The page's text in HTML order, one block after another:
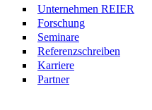
Unternehmen REIER
Forschung
Seminare
Referenzschreiben
Karriere
Partner